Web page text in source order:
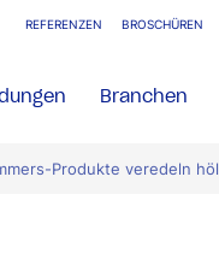
REFERENZEN BROSCHÜREN
Branchen
Produkte veredeln